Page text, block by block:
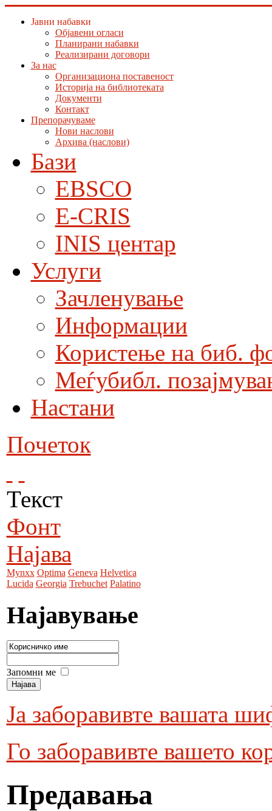
Јавни набавки
Објавени огласи
Планирани набавки
Реализирани договори
За нас
Организациона поставеност
Историја на библиотеката
Документи
Контакт
Препорачуваме
Нови наслови
Архива (наслови)
Бази
EBSCO
E-CRIS
INIS центар
Услуги
Зачленување
Информации
Користење на биб.
Меѓубибл.
Настани
Почеток
Текст
Фонт
Најава
Mynxx Optima Geneva Helvetica
Lucida Georgia Trebuchet Palatino
Најавување
Запомни ме
Ја заборавивте вашата
Го заборавивте вашето
Предавања